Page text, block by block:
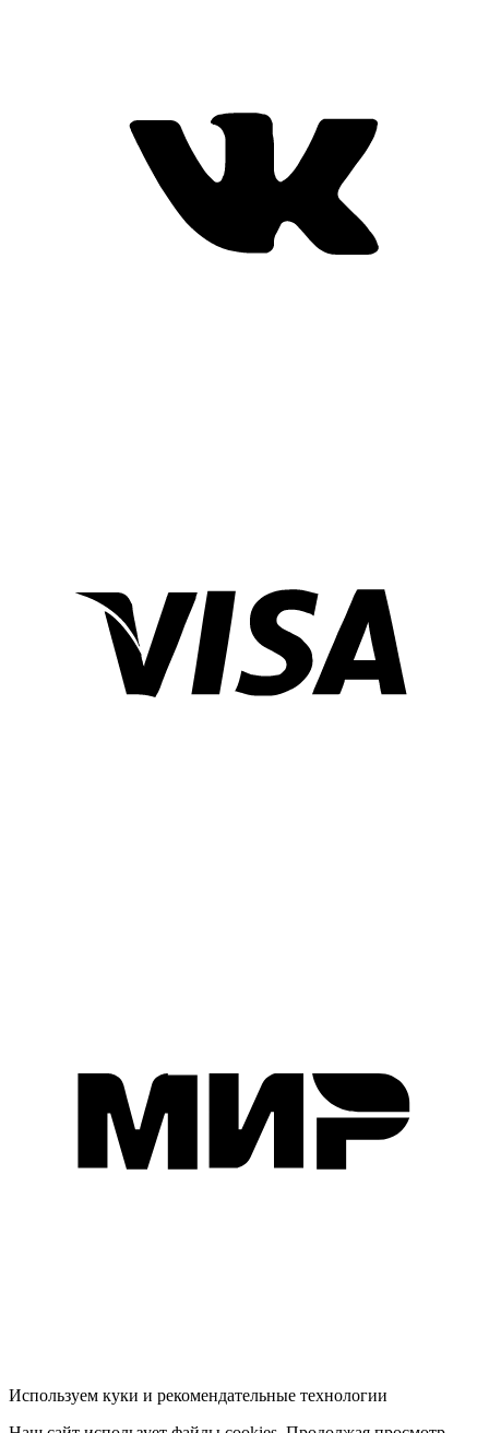
Используем куки и рекомендательные технологии